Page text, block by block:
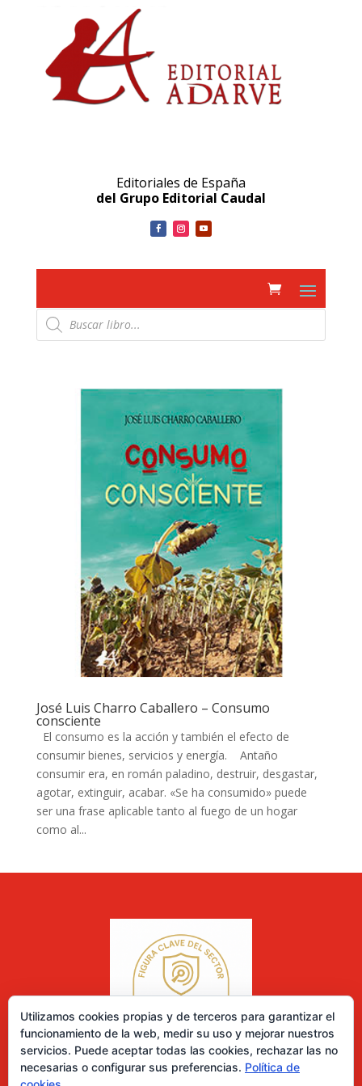
Editoriales de España
del Grupo Editorial Caudal
Búsqueda
de
productos
José Luis Charro Caballero – Consumo
consciente
El consumo es la acción y también el efecto de
consumir bienes, servicios y energía. Antaño
consumir era, en román paladino, destruir, desgastar,
agotar, extinguir, acabar. «Se ha consumido» puede
ser una frase aplicable tanto al fuego de un hogar
como al...
Utilizamos cookies propias y de terceros para garantizar el
funcionamiento de la web, medir su uso y mejorar nuestros
servicios. Puede aceptar todas las cookies, rechazar las no
necesarias o configurar sus preferencias. Política de